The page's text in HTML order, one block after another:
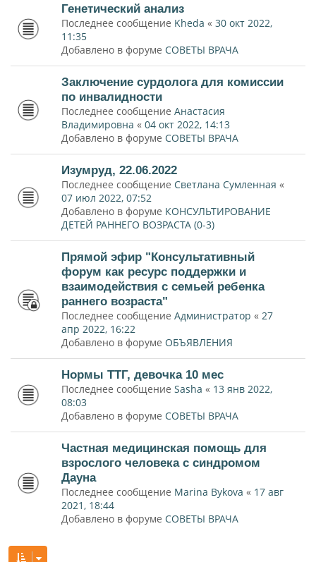
Генетический анализ
Последнее сообщение Kheda « 30 окт 2022,
11:35
Добавлено в форуме СОВЕТЫ ВРАЧА
Заключение сурдолога для комиссии
по инвалидности
Последнее сообщение Анастасия
Владимировна « 04 окт 2022, 14:13
Добавлено в форуме СОВЕТЫ ВРАЧА
Изумруд, 22.06.2022
Последнее сообщение Светлана Сумленная «
07 июл 2022, 07:52
Добавлено в форуме КОНСУЛЬТИРОВАНИЕ
ДЕТЕЙ РАННЕГО ВОЗРАСТА (0-3)
Прямой эфир "Консультативный
форум как ресурс поддержки и
взаимодействия с семьей ребенка
раннего возраста"
Последнее сообщение Администратор « 27
апр 2022, 16:22
Добавлено в форуме ОБЪЯВЛЕНИЯ
Нормы ТТГ, девочка 10 мес
Последнее сообщение Sasha « 13 янв 2022,
08:03
Добавлено в форуме СОВЕТЫ ВРАЧА
Частная медицинская помощь для
взрослого человека с синдромом
Дауна
Последнее сообщение Marina Bykova « 17 авг
2021, 18:44
Добавлено в форуме СОВЕТЫ ВРАЧА